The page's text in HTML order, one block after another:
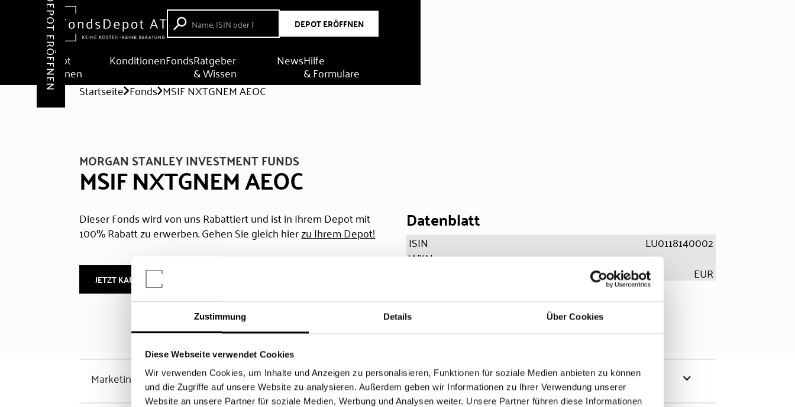
Zustimmung Details Über Cookies
Diese Webseite verwendet Cookies
Wir verwenden Cookies, um Inhalte und Anzeigen zu personalisieren, Funktionen für soziale Medien anbieten zu können
und die Zugriffe auf unsere Website zu analysieren. Außerdem geben wir Informationen zu Ihrer Verwendung unserer
Website an unsere Partner für soziale Medien, Werbung und Analysen weiter. Unsere Partner führen diese Informationen
DEPOT ERÖFFNEN
Depot
eröffnen
KonditionenFondsRatgeber
& Wissen
NewsHilfe
& Formulare
DEPOT ERÖFFNEN Startseite Fonds MSIF NXTGNEM AEOC
MORGAN STANLEY INVESTMENT FUNDS
MSIF NXTGNEM AEOC
Dieser Fonds wird von uns Rabattiert und ist in Ihrem Depot mit
100% Rabatt zu erwerben. Gehen Sie gleich hierzu Ihrem Depot!
JETZT KAUFEN
Datenblatt
ISIN
LU0118140002
WKN
EUR
Marketinghinweis Chancen & Risiken